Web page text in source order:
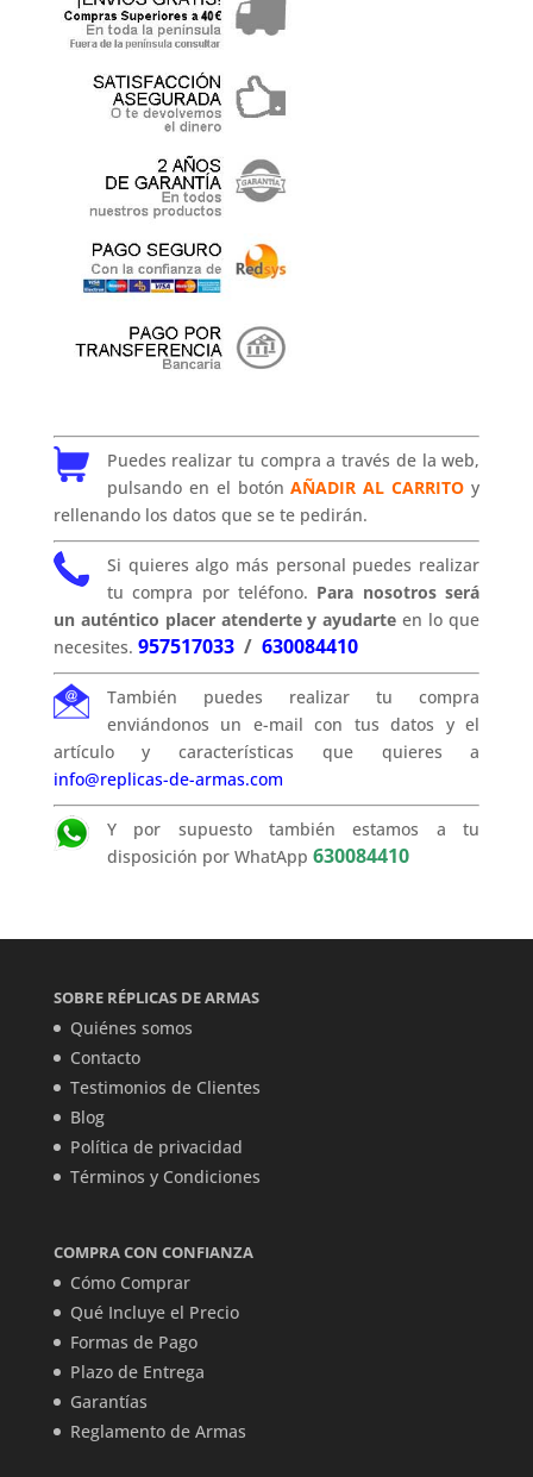
Puedes realizar tu compra a través de la web,
pulsando en el botónAÑADIR AL CARRITO y
rellenando los datos que se te pedirán.
Si quieres algo más personal puedes realizar
tu compra por teléfono. Para nosotros será
un auténtico placer atenderte y ayudarte en lo que
necesites. 957517033/ 630084410
También puedes realizar tu compra
enviándonos un e-mail con tus datos y el
artículo y características que quieres a
info@replicas-de-armas.com
Y por supuesto también estamos a tu
disposición por WhatApp 630084410
SOBRE RÉPLICAS DE ARMAS
Quiénes somos
Contacto
Testimonios de Clientes
Blog
Política de privacidad
Términos y Condiciones
COMPRA CON CONFIANZA
Cómo Comprar
Qué Incluye el Precio
Formas de Pago
Plazo de Entrega
Garantías
Reglamento de Armas